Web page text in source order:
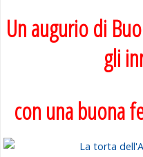
Un augurio di
gli
con una buona